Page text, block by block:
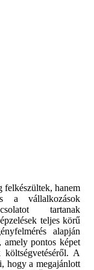
felkészültek, hanem
a vállalkozások
tartanak
teljes körű
alapján
amely pontos képet
A
hogy a megajánlott